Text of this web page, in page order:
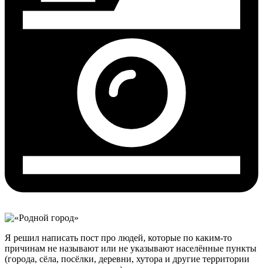
Я решил написать пост про людей, которые по каким-то
причинам не называют или не указывают населённые пункты
(города, сёла, посёлки, деревни, хутора и другие территории